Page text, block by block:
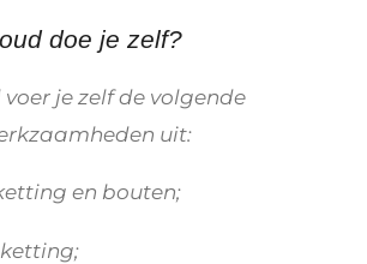
doe je zelf?
je zelf de volgende
uit:
en bouten;